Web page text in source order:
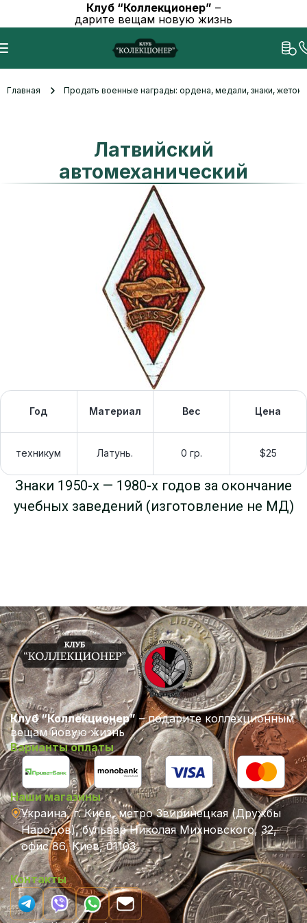
Клуб “Коллекционер” –
дарите вещам новую жизнь
Главная Продать военные награды: ордена, медали, знаки,
Латвийский
автомеханический
Год Материал Вес Цена
техникум Латунь. 0 гр. $25
Знаки 1950-х — 1980-х годов за окончание
учебных заведений (изготовление не МД)
Клуб “Коллекционер” – подарите коллекционным
вещам новую жизнь
Варианты оплаты
Наши магазины
Украина, г. Киев, метро Звиринецкая (Дружбы
Народов), бульвар Николая Михновского, 32,
офис 86, Киев, 01103
Контакты